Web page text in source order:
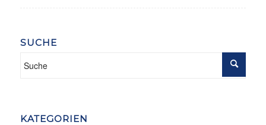
SUCHE
KATEGORIEN